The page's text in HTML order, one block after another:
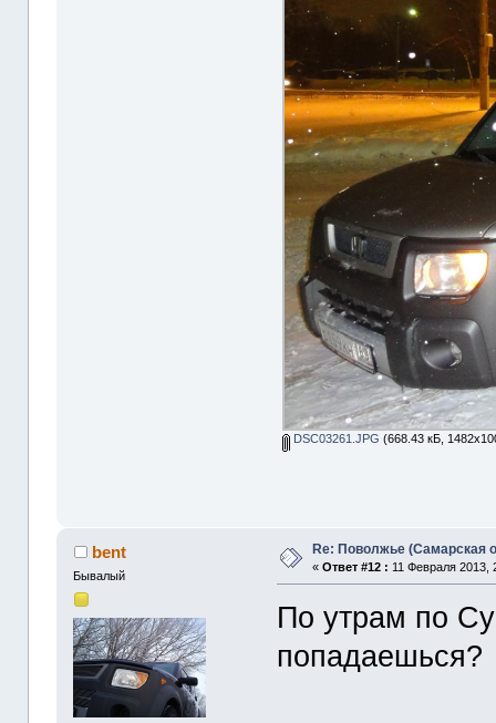
DSC03261.JPG (668.43 кБ,
bent
Бывалый
Re: Поволжье (Самарская
«Ответ #12 : 11 Февраля 2013,
По утрам по
попадаешься?